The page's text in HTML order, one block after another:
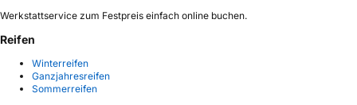
Werkstattservice zum Festpreis einfach online buchen.
Reifen
Winterreifen
Ganzjahresreifen
Sommerreifen